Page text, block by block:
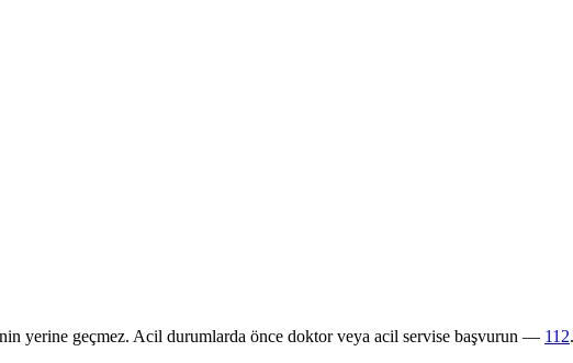
yerine geçmez. Acil durumlarda önce doktor veya acil servise başvurun — 112.